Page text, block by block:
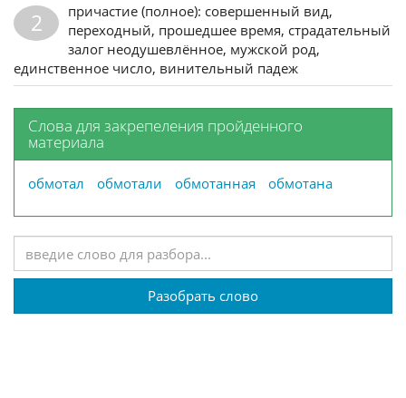
2
причастие (полное): совершенный вид,
переходный, прошедшее время, страдательный
залог неодушевлённое, мужской род,
единственное число, винительный падеж
Слова для закрепеления пройденного
материала
обмотал обмотали обмотанная обмотана
Разобрать слово